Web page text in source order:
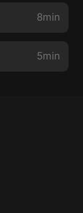
8min
5min